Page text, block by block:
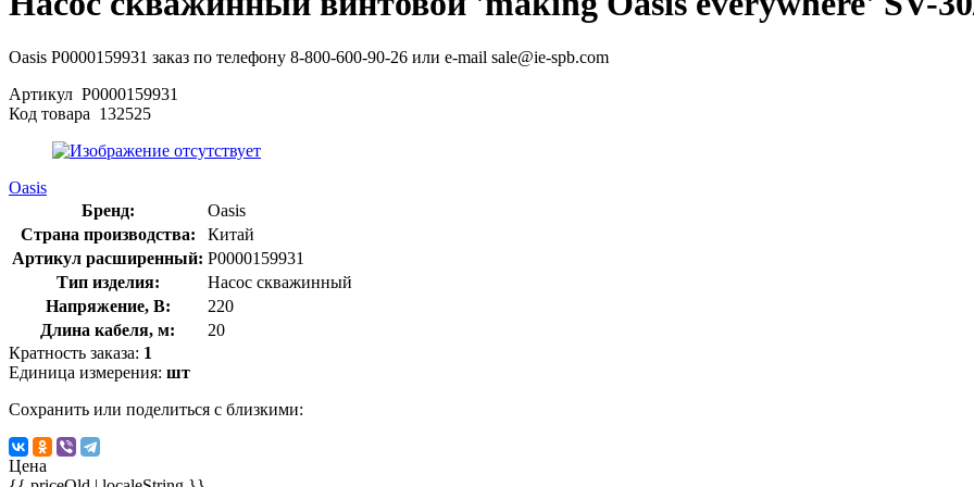
Oasis Р0000159931 заказ по телефону 8-800-600-90-26 или e-mail sale@ie-spb.com
Артикул Р0000159931
Код товара 132525
Oasis
Бренд:
Oasis
Страна производства:
Китай
Артикул расширенный: Р0000159931
Тип изделия:
Насос скважинный
Напряжение, В:
220
Длина кабеля, м:
20
Кратность заказа: 1
Единица измерения: шт
Сохранить или поделиться с близкими:
Цена